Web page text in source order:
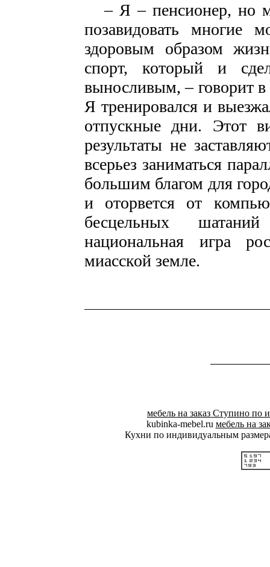
– Я – пенсионер, но
позавидовать многие
здоровым образом
спорт, который и
выносливым, – говорит
Я тренировался и
отпускные дни. Этот
результаты не
всерьез заниматься
большим благом для
и оторвется от
бесцельных
национальная игра
миасской земле.
мебель на заказ Ступино по
kubinka-mebel.ru мебель на
Кухни по индивидуальным